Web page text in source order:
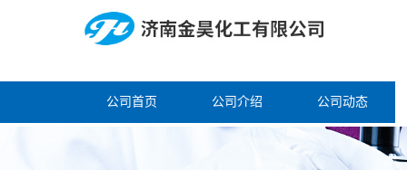
公司首页 公司介绍 公司动态